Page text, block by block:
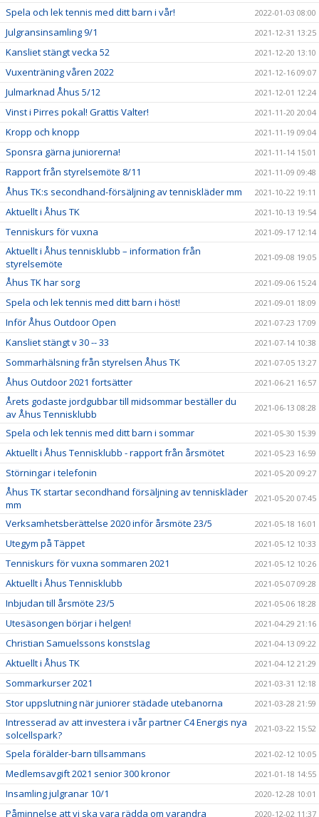
Spela och lek tennis med ditt barn i vår! 2022-01-03 08:00
Julgransinsamling 9/1 2021-12-31 13:25
Kansliet stängt vecka 52 2021-12-20 13:10
Vuxenträning våren 2022 2021-12-16 09:07
Julmarknad Åhus 5/12 2021-12-01 12:24
Vinst i Pirres pokal! Grattis Valter! 2021-11-20 20:04
Kropp och knopp 2021-11-19 09:04
Sponsra gärna juniorerna! 2021-11-14 15:01
Rapport från styrelsemöte 8/11 2021-11-09 09:48
Åhus TK:s secondhand-försäljning av tenniskläder mm 2021-10-22 19:11
Aktuellt i Åhus TK 2021-10-13 19:54
Tenniskurs för vuxna 2021-09-17 12:14
Aktuellt i Åhus tennisklubb – information från
styrelsemöte
2021-09-08 19:05
Åhus TK har sorg 2021-09-06 15:24
Spela och lek tennis med ditt barn i höst! 2021-09-01 18:09
Inför Åhus Outdoor Open 2021-07-23 17:09
Kansliet stängt v 30 -- 33 2021-07-14 10:38
Sommarhälsning från styrelsen Åhus TK 2021-07-05 13:27
Åhus Outdoor 2021 fortsätter 2021-06-21 16:57
Årets godaste jordgubbar till midsommar beställer du
av Åhus Tennisklubb
2021-06-13 08:28
Spela och lek tennis med ditt barn i sommar 2021-05-30 15:39
Aktuellt i Åhus Tennisklubb - rapport från årsmötet 2021-05-23 16:59
Störningar i telefonin 2021-05-20 09:27
Åhus TK startar secondhand försäljning av tenniskläder
mm
2021-05-20 07:45
Verksamhetsberättelse 2020 inför årsmöte 23/5 2021-05-18 16:01
Utegym på Täppet 2021-05-12 10:33
Tenniskurs för vuxna sommaren 2021 2021-05-12 10:26
Aktuellt i Åhus Tennisklubb 2021-05-07 09:28
Inbjudan till årsmöte 23/5 2021-05-06 18:28
Utesäsongen börjar i helgen! 2021-04-29 21:16
Christian Samuelssons konstslag 2021-04-13 09:22
Aktuellt i Åhus TK 2021-04-12 21:29
Sommarkurser 2021 2021-03-31 12:18
Stor uppslutning när juniorer städade utebanorna 2021-03-28 21:59
Intresserad av att investera i vår partner C4 Energis nya
solcellspark?
2021-03-22 15:52
Spela förälder-barn tillsammans 2021-02-12 10:05
Medlemsavgift 2021 senior 300 kronor 2021-01-18 14:55
Insamling julgranar 10/1 2020-12-28 10:01
Påminnelse att vi ska vara rädda om varandra 2020-12-02 11:37